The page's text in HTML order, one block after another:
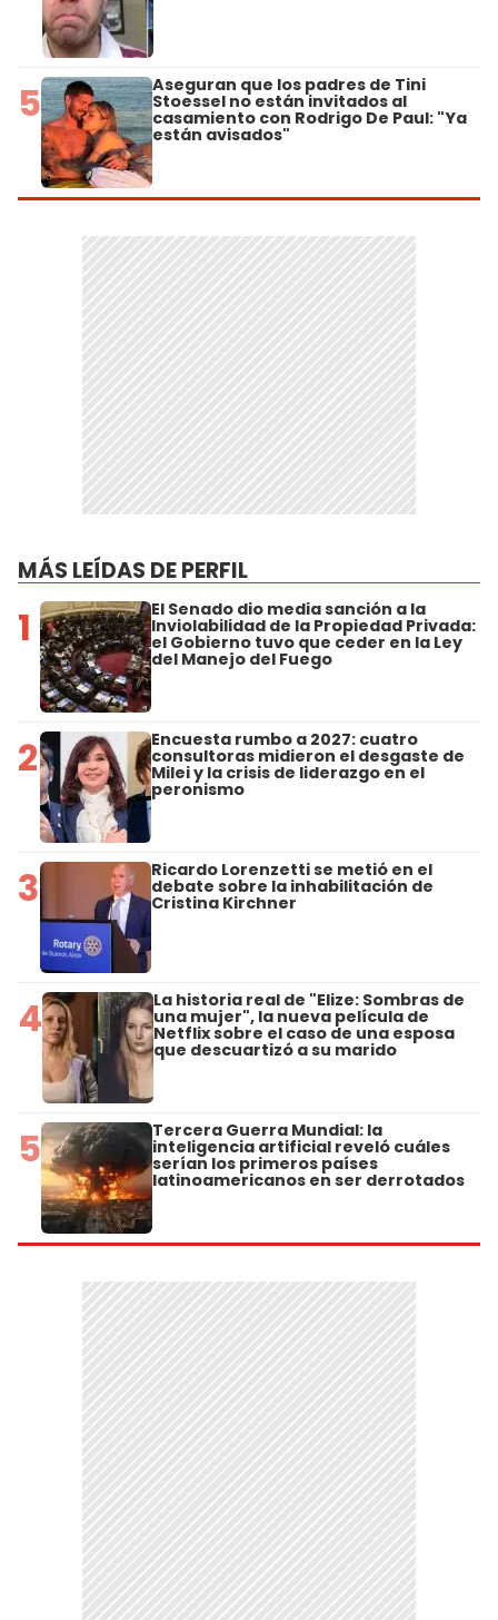
5 Aseguran que los padres de Tini
Stoessel no están invitados al
casamiento con Rodrigo De Paul: "Ya
están avisados"
MÁS LEÍDAS DE PERFIL
1 El Senado dio media sanción a la
Inviolabilidad de la Propiedad Privada:
el Gobierno tuvo que ceder en la Ley
del Manejo del Fuego
2 Encuesta rumbo a 2027: cuatro
consultoras midieron el desgaste de
Milei y la crisis de liderazgo en el
peronismo
3 Ricardo Lorenzetti se metió en el
debate sobre la inhabilitación de
Cristina Kirchner
4 La historia real de "Elize: Sombras de
una mujer", la nueva película de
Netflix sobre el caso de una esposa
que descuartizó a su marido
5 Tercera Guerra Mundial: la
inteligencia artificial reveló cuáles
serían los primeros países
latinoamericanos en ser derrotados